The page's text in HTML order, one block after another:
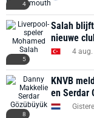
4
5
Salah
nieuwe
4
8
KNVB
en Serdar